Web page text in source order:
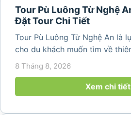
Tour Pù Luông Từ Nghệ
Đặt Tour Chi Tiết
Tour Pù Luông Từ Nghệ An là
cho du khách muốn tìm về
không khí trong lành và khám
của vùng núi Thanh Hóa. Với
8 Tháng 8, 2026
Xem chi tiết